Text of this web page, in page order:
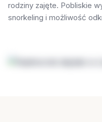
rodziny zajęte. Pobliskie
snorkeling i możliwość